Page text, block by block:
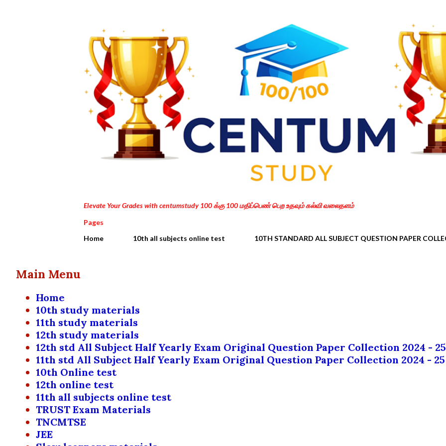
Elevate Your Grades with centumstudy 100 க்கு 100 மதிப்பெண் பெற உதவும் கல்வி வலைதளம்
Pages
Home
10th all subjects online test 10TH STANDARD ALL SUBJECT QUESTION PAPER
Main Menu
Home
10th study materials
11th study materials
12th study materials
12th std All Subject Half Yearly Exam Original Question Paper Collection 2024 - 25
11th std All Subject Half Yearly Exam Original Question Paper Collection 2024 - 25
10th Online test
12th online test
11th all subjects online test
TRUST Exam Materials
TNCMTSE
JEE